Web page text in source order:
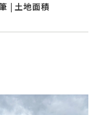
| 土地面積